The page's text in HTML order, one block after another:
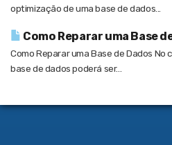
optimização de uma base de dados...
Como Reparar uma Base
Como Reparar uma Base de Dados
base de dados poderá ser...